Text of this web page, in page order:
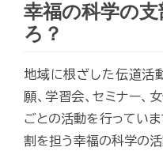
幸福の科学の
ろ？
地域に根ざした伝道活
願、学習会、セミナー
ごとの活動を行ってい
割を担う幸福の科学の活